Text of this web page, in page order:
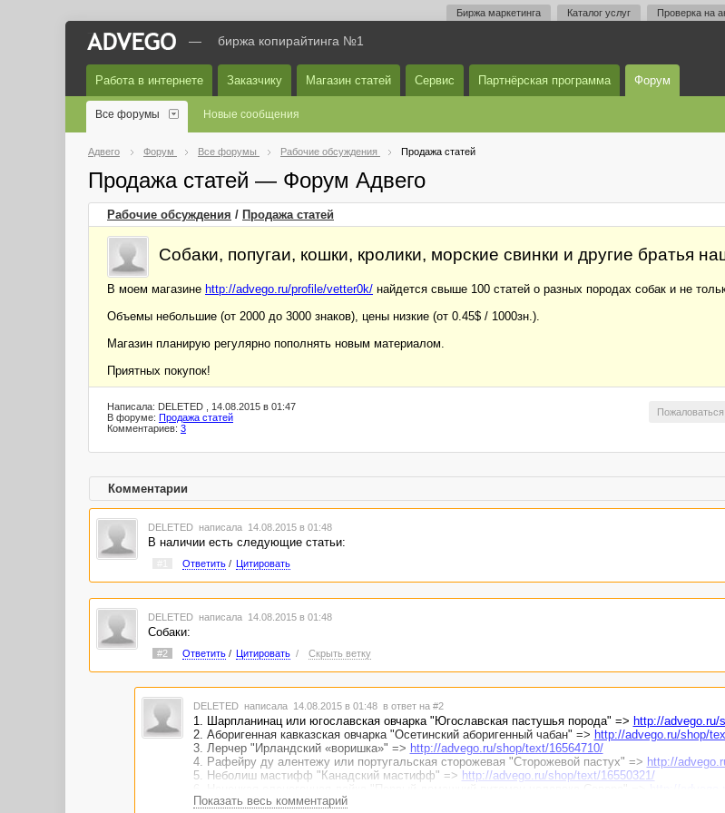
Биржа маркетинга Каталог услуг Проверка на
— биржа копирайтинга №1
Работа в интернете Заказчику Магазин статей Сервис Партнёрская программа Форум
Все форумы Новые сообщения
Адвего Форум Все форумы Рабочие обсуждения Продажа статей
Продажа статей — Форум Адвего
Рабочие обсуждения / Продажа статей
Собаки, попугаи, кошки, кролики, морские свинки и другие братья
В моем магазине http://advego.ru/profile/vetter0k/ найдется свыше 100 статей о разных породах собак и не
Объемы небольшие (от 2000 до 3000 знаков), цены низкие (от 0.45$ / 1000зн.).
Магазин планирую регулярно пополнять новым материалом.
Приятных покупок!
Пожаловаться
Написала: DELETED , 14.08.2015 в 01:47
В форуме: Продажа статей
Комментариев: 3
Комментарии
DELETED написала 14.08.2015 в 01:48
В наличии есть следующие статьи:
Ответить/ Цитировать
DELETED написала 14.08.2015 в 01:48
Собаки:
#2 Ответить/ Цитировать / Скрыть ветку
DELETED написала 14.08.2015 в 01:48 в ответ на #2
1. Шарпланинац или югославская овчарка "Югославская пастушья порода" => http://advego.ru/
2. Аборигенная кавказская овчарка "Осетинский аборигенный чабан" => http://advego.ru/shop/
3. Лерчер "Ирландский «воришка»" => http://advego.ru/shop/text/16564710/
4. Рафейру ду алентежу или португальская сторожевая "Сторожевой пастух" => http://
5. Неболиш мастифф "Канадский мастифф" => http://advego.ru/shop/text/16550321/
7. Хюгенхунд или норвежская гончая Хюгена "Гордость Хюгена" =>
Показать весь комментарий